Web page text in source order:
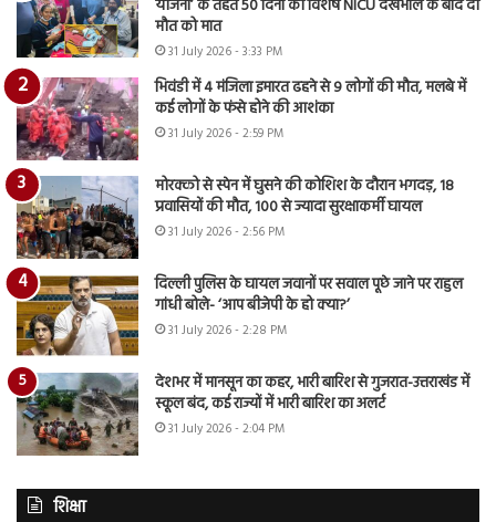
योजना’ के तहत 50 दिनों की विशेष NICU देखभाल के बाद दी
मौत को मात
31 July 2026 - 3:33 PM
भिवंडी में 4 मंजिला इमारत ढहने से 9 लोगों की मौत, मलबे में
कई लोगों के फंसे होने की आशंका
31 July 2026 - 2:59 PM
मोरक्को से स्पेन में घुसने की कोशिश के दौरान भगदड़, 18
प्रवासियों की मौत, 100 से ज्यादा सुरक्षाकर्मी घायल
31 July 2026 - 2:56 PM
दिल्ली पुलिस के घायल जवानों पर सवाल पूछे जाने पर राहुल
गांधी बोले- ‘आप बीजेपी के हो क्या?’
31 July 2026 - 2:28 PM
देशभर में मानसून का कहर, भारी बारिश से गुजरात-उत्तराखंड में
स्कूल बंद, कई राज्यों में भारी बारिश का अलर्ट
31 July 2026 - 2:04 PM
शिक्षा